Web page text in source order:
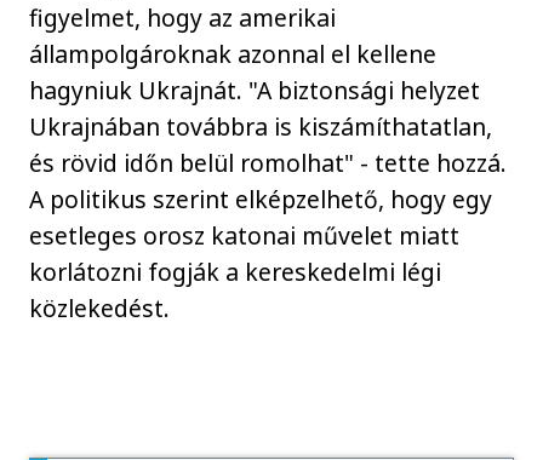
figyelmet, hogy az amerikai
állampolgároknak azonnal el kellene
hagyniuk Ukrajnát. "A biztonsági helyzet
Ukrajnában továbbra is kiszámíthatatlan,
és rövid időn belül romolhat" - tette hozzá.
A politikus szerint elképzelhető, hogy egy
esetleges orosz katonai művelet miatt
korlátozni fogják a kereskedelmi légi
közlekedést.